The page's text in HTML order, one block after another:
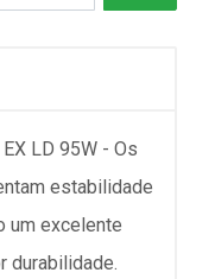
LD 95W - Os
estabilidade
um excelente
durabilidade.